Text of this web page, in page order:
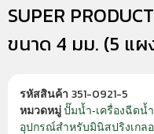
SUPER
ขนาด 4 มม. (5 แผ
รหัสสินค้า 351-0921-5
หมวดหมู่ ปั๊มน้ำ-เครื่องฉีดน้ำ
อุปกรณ์สำหรับมินิสปริงเกล